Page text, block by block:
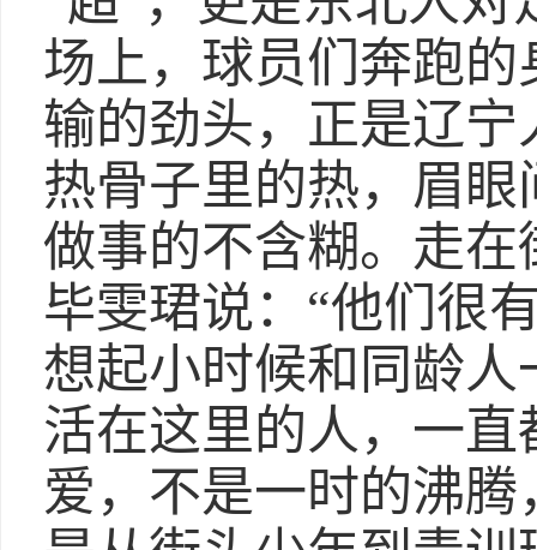
场上，球员们奔跑
输的劲头，正是辽
热骨子里的热，眉
做事的不含糊。走
毕雯珺说：“他们很
想起小时候和同龄
活在这里的人，一
爱，不是一时的沸